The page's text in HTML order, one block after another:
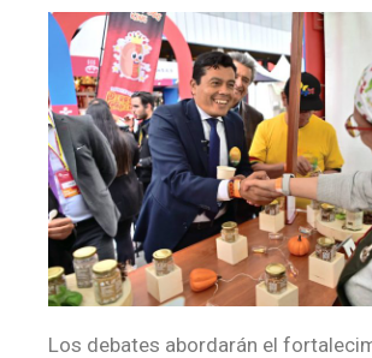
Los debates abordarán el